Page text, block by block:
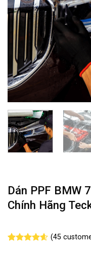
Dán PPF BMW
Chính Hãng
(45